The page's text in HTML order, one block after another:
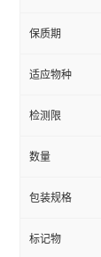
保质期
适应物种
检测限
数量
包装规格
标记物